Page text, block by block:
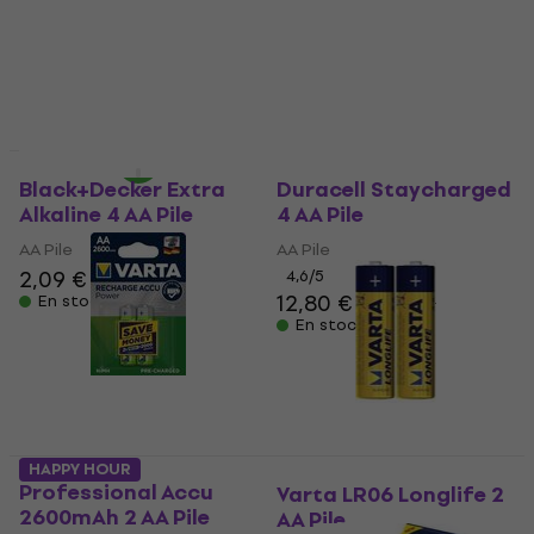
Black+Decker Extra
Alkaline 4 AA Pile
AA Pile
2,09 €2,29 €
En stock
Duracell Staycharged
4 AA Pile
AA Pile
4,6/5
12,80 €14,40 €
En stock
Varta HR06
Professional Accu
2600mAh 2 AA Pile
Varta LR06 Longlife 2
AA Pile
HAPPY HOUR